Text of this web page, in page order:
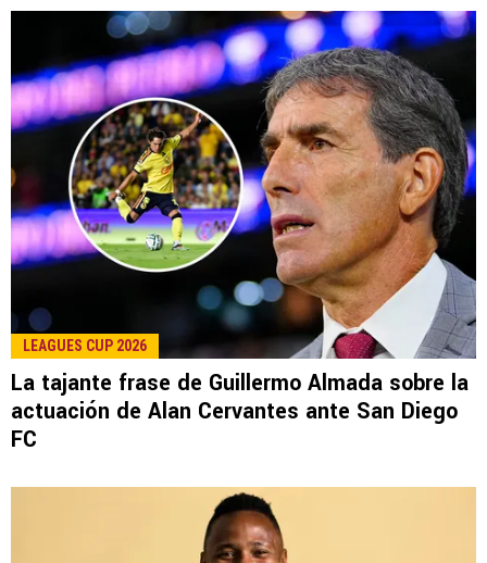
LEAGUES CUP 2026
La tajante frase de Guillermo Almada sobre la
actuación de Alan Cervantes ante San Diego
FC